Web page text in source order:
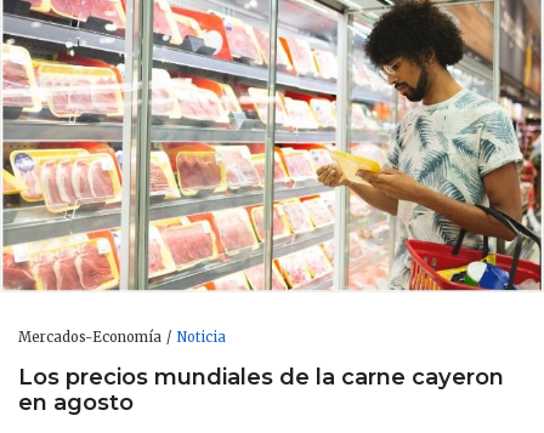
Mercados-Economía Noticia
Los precios mundiales de la carne cayeron
en agosto